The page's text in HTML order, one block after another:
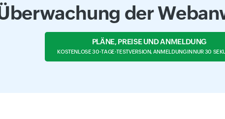
der
PLÄNE, PREISE UND ANMELDUNG
KOSTENLOSE 30-TAGE-TESTVERSION, ANMELDUNG IN NUR 30